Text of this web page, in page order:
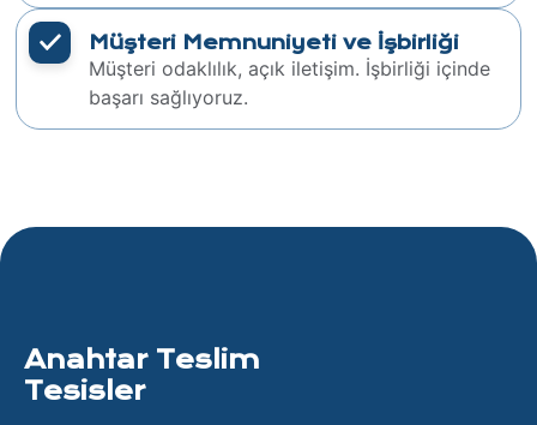
Müşteri Memnuniyeti ve İşbirliği
Müşteri odaklılık, açık iletişim. İşbirliği içinde
başarı sağlıyoruz.
Anahtar Teslim
Tesisler